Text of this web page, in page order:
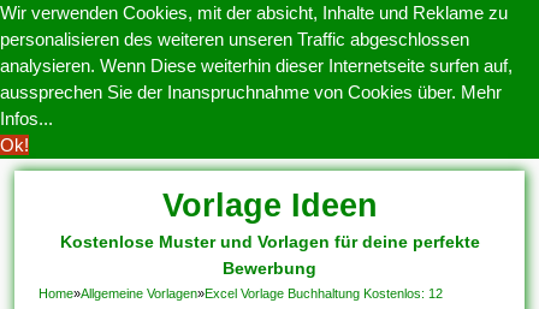
Wir verwenden Cookies, mit der absicht, Inhalte und Reklame zu
personalisieren des weiteren unseren Traffic abgeschlossen
analysieren. Wenn Diese weiterhin dieser Internetseite surfen auf,
aussprechen Sie der Inanspruchnahme von Cookies über. Mehr
Infos...
Ok!
Vorlage Ideen
Kostenlose Muster und Vorlagen für deine perfekte
Bewerbung
Home»Allgemeine Vorlagen»Excel Vorlage Buchhaltung Kostenlos: 12